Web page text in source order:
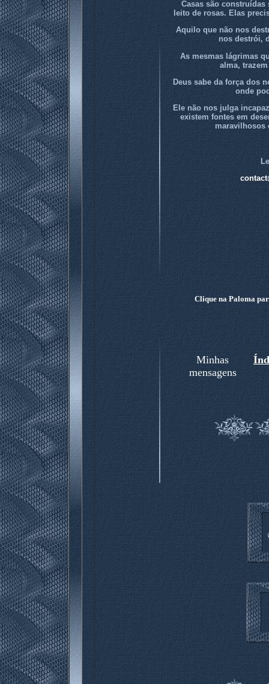
Casas são construídas
leito de rosas. Elas
Aquilo que não nos
nos destrói,
As mesmas lágrimas
alma,
Deus sabe da força dos
onde
Ele não nos julga
existem fontes em
maravilhosos
Clique na Paloma
Minhas
mensagens